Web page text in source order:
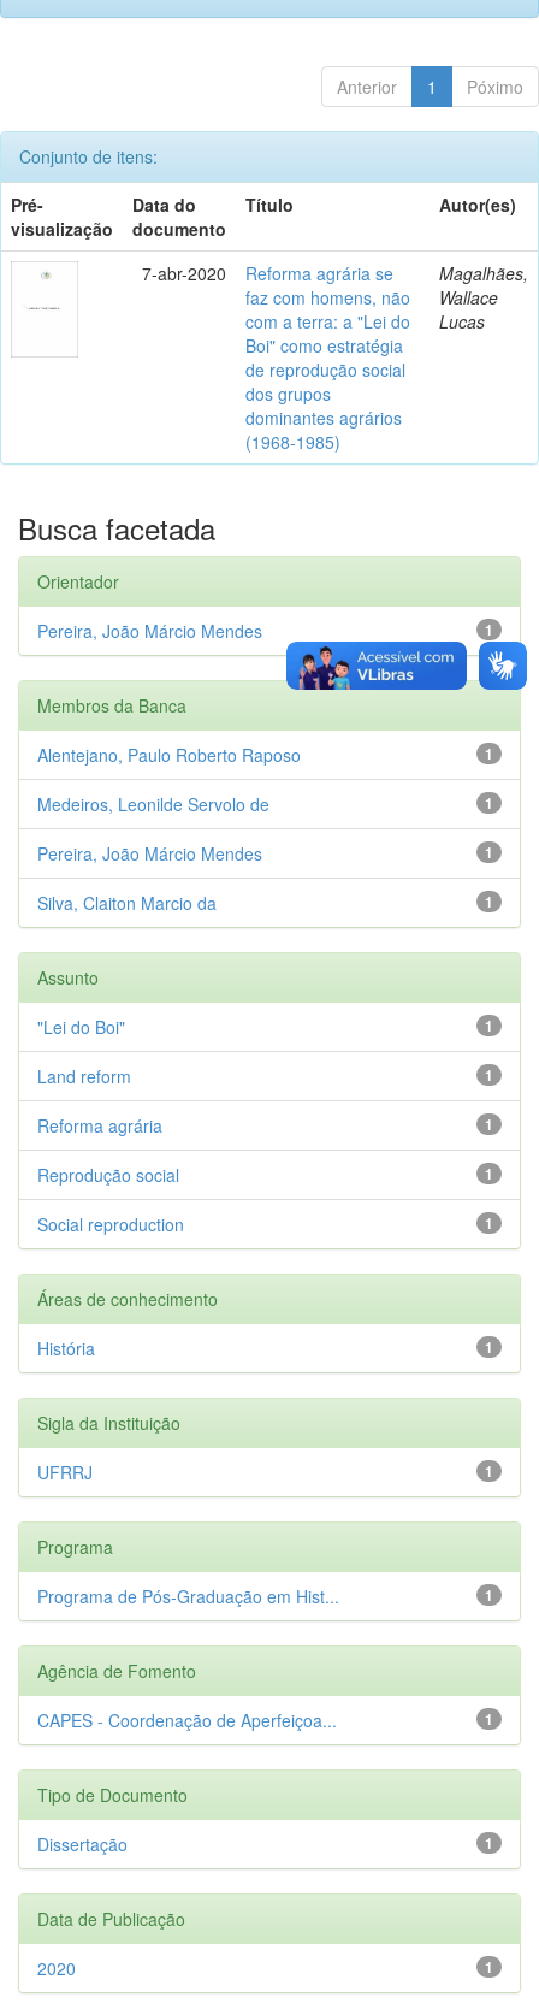
Anterior 1 Póximo
Conjunto de itens:
Pré-
visualização
Data do
documento
Título Autor(es)
7-abr-2020
Reforma agrária se
faz com homens, não
com a terra: a "Lei do
Boi" como estratégia
de reprodução social
dos grupos
dominantes agrários
(1968-1985)
Magalhães,
Wallace
Lucas
Busca facetada
Orientador
1
Pereira, João Márcio Mendes
Membros da Banca
1
Alentejano, Paulo Roberto Raposo
1
Medeiros, Leonilde Servolo de
1
Pereira, João Márcio Mendes
1
Silva, Claiton Marcio da
Assunto
1
"Lei do Boi"
1
Land reform
1
Reforma agrária
1
Reprodução social
1
Social reproduction
Áreas de conhecimento
1
História
Sigla da Instituição
1
UFRRJ
Programa
1
Programa de Pós-Graduação em Hist...
Agência de Fomento
1
CAPES - Coordenação de Aperfeiçoa...
Tipo de Documento
1
Dissertação
Data de Publicação
1
2020